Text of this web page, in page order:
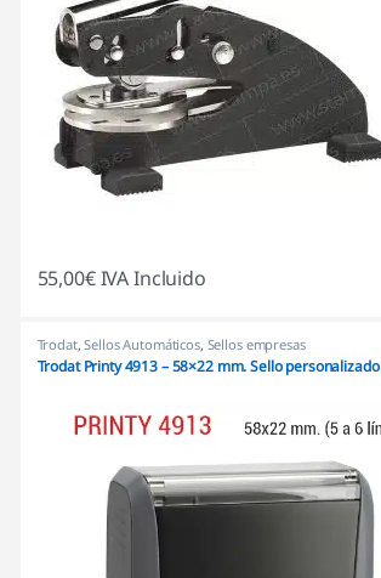
55,00€IVA Incluido
Trodat,Sellos Automáticos, Sellos empresas
Trodat Printy 4913 – 58×22 mm. Sello personalizado